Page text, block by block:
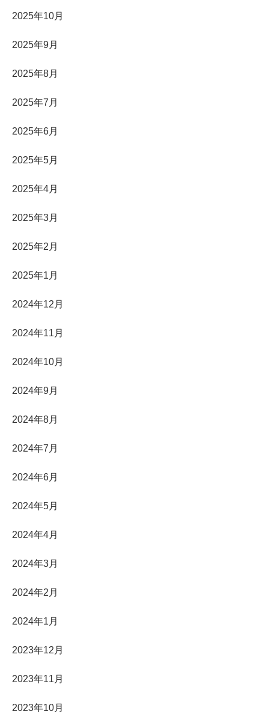
2025年10月
2025年9月
2025年8月
2025年7月
2025年6月
2025年5月
2025年4月
2025年3月
2025年2月
2025年1月
2024年12月
2024年11月
2024年10月
2024年9月
2024年8月
2024年7月
2024年6月
2024年5月
2024年4月
2024年3月
2024年2月
2024年1月
2023年12月
2023年11月
2023年10月